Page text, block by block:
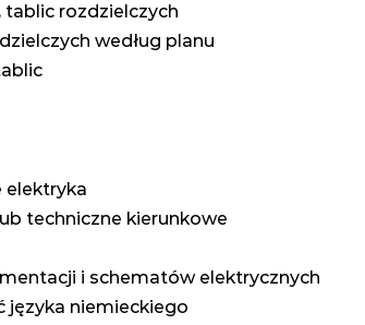
tablic rozdzielczych
według planu
elektryka
techniczne kierunkowe
i schematów elektrycznych
języka niemieckiego